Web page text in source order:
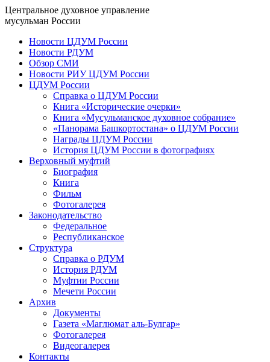
Центральное духовное управление
мусульман России
Новости ЦДУМ России
Новости РДУМ
Обзор СМИ
Новости РИУ ЦДУМ России
ЦДУМ России
Справка о ЦДУМ России
Книга «Исторические очерки»
Книга «Мусульманское духовное собрание»
«Панорама Башкортостана» о ЦДУМ России
Награды ЦДУМ России
История ЦДУМ России в фотографиях
Верховный муфтий
Биография
Книга
Фильм
Фотогалерея
Законодательство
Федеральное
Республиканское
Структура
Справка о РДУМ
История РДУМ
Муфтии России
Мечети России
Архив
Документы
Газета «Маглюмат аль-Булгар»
Фотогалерея
Видеогалерея
Контакты